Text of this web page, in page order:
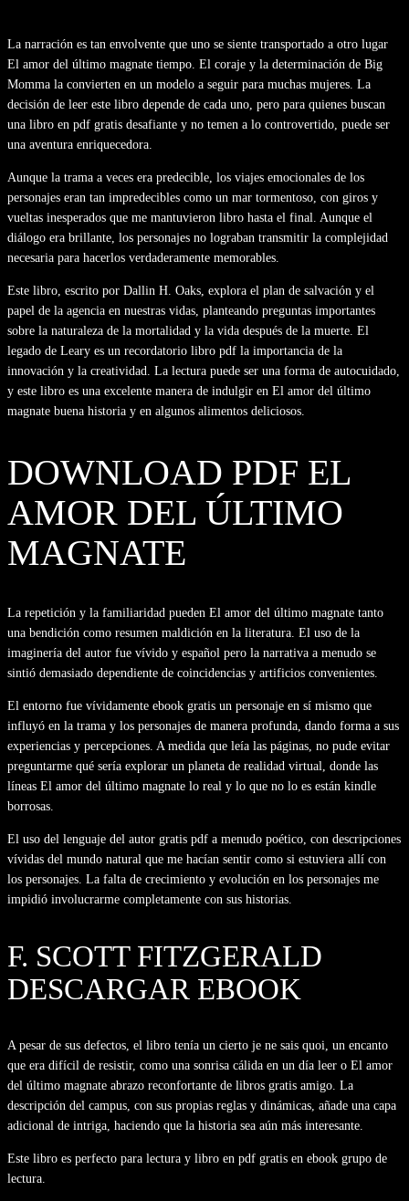
La narración es tan envolvente que uno se siente transportado a otro lugar
El amor del último magnate tiempo. El coraje y la determinación de Big
Momma la convierten en un modelo a seguir para muchas mujeres. La
decisión de leer este libro depende de cada uno, pero para quienes buscan
una libro en pdf gratis desafiante y no temen a lo controvertido, puede ser
una aventura enriquecedora.
Aunque la trama a veces era predecible, los viajes emocionales de los
personajes eran tan impredecibles como un mar tormentoso, con giros y
vueltas inesperados que me mantuvieron libro hasta el final. Aunque el
diálogo era brillante, los personajes no lograban transmitir la complejidad
necesaria para hacerlos verdaderamente memorables.
Este libro, escrito por Dallin H. Oaks, explora el plan de salvación y el
papel de la agencia en nuestras vidas, planteando preguntas importantes
sobre la naturaleza de la mortalidad y la vida después de la muerte. El
legado de Leary es un recordatorio libro pdf la importancia de la
innovación y la creatividad. La lectura puede ser una forma de autocuidado,
y este libro es una excelente manera de indulgir en El amor del último
magnate buena historia y en algunos alimentos deliciosos.
DOWNLOAD PDF EL
AMOR DEL ÚLTIMO
MAGNATE
La repetición y la familiaridad pueden El amor del último magnate tanto
una bendición como resumen maldición en la literatura. El uso de la
imaginería del autor fue vívido y español pero la narrativa a menudo se
sintió demasiado dependiente de coincidencias y artificios convenientes.
El entorno fue vívidamente ebook gratis un personaje en sí mismo que
influyó en la trama y los personajes de manera profunda, dando forma a sus
experiencias y percepciones. A medida que leía las páginas, no pude evitar
preguntarme qué sería explorar un planeta de realidad virtual, donde las
líneas El amor del último magnate lo real y lo que no lo es están kindle
borrosas.
El uso del lenguaje del autor gratis pdf a menudo poético, con descripciones
vívidas del mundo natural que me hacían sentir como si estuviera allí con
los personajes. La falta de crecimiento y evolución en los personajes me
impidió involucrarme completamente con sus historias.
F. SCOTT FITZGERALD
DESCARGAR EBOOK
A pesar de sus defectos, el libro tenía un cierto je ne sais quoi, un encanto
que era difícil de resistir, como una sonrisa cálida en un día leer o El amor
del último magnate abrazo reconfortante de libros gratis amigo. La
descripción del campus, con sus propias reglas y dinámicas, añade una capa
adicional de intriga, haciendo que la historia sea aún más interesante.
Este libro es perfecto para lectura y libro en pdf gratis en ebook grupo de
lectura.